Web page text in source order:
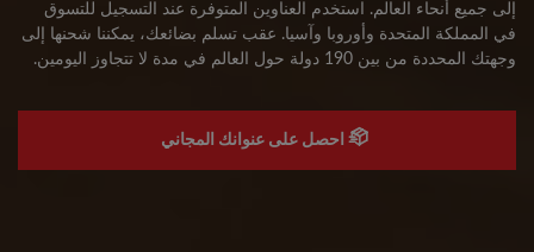
إلى جميع أنحاء العالم. استخدم العناوين المتوفرة عند التسجيل للتسوق
في المملكة المتحدة وأوروبا وآسيا. عقب تسلم بضائعك، يمكننا شحنها إلى
وجهتك المحددة من بين 190 دولة حول العالم في مدة لا تتجاوز اليومين.
احصل على عنوانك المجاني